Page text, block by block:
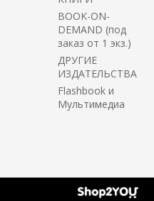
BOOK-ON-
DEMAND (под
заказ от 1 экз.)
ДРУГИЕ
ИЗДАТЕЛЬСТВА
Flashbook и
Мультимедиа